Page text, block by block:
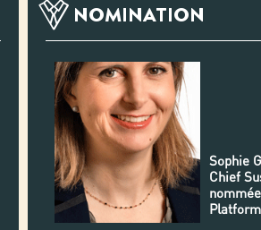
NOMINATION
Sophie
Chief
Platform